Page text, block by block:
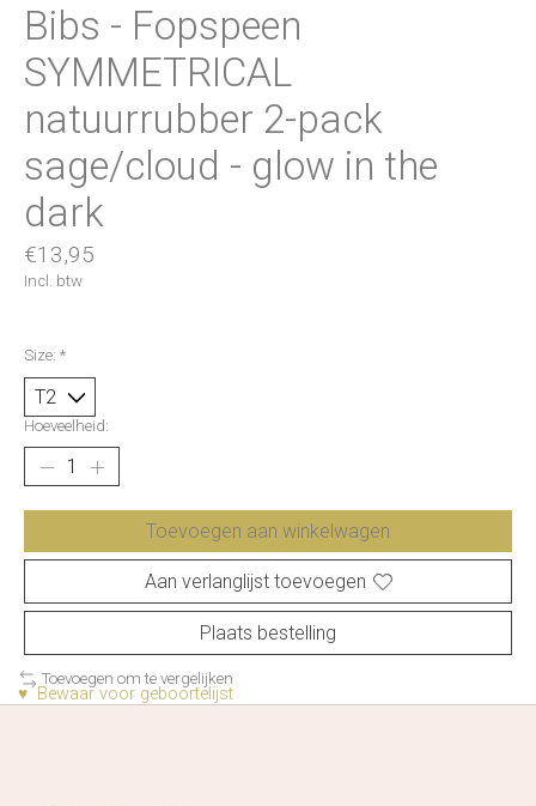
Bibs - Fopspeen
SYMMETRICAL
natuurrubber 2-pack
sage/cloud - glow in the
dark
€13,95
Incl. btw
Size: *
Hoeveelheid:
Toevoegen aan winkelwagen
Aan verlanglijst toevoegen
Plaats bestelling
Toevoegen om te vergelijken
♥ Bewaar voor geboortelijst